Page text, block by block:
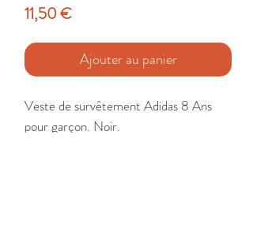
11,50 €Prix
Ajouter au panier
Veste de survêtement Adidas 8 Ans
pour garçon. Noir.